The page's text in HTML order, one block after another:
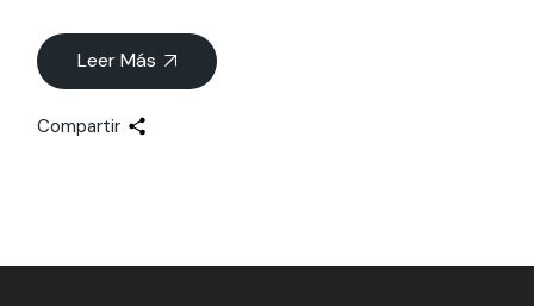
Leer Más
Compartir